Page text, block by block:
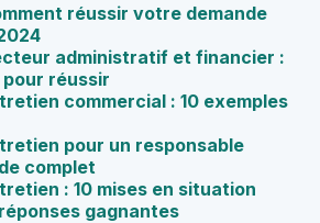
réussir votre demande
administratif et financier :
réussir
commercial : 10 exemples
pour un responsable
complet
: 10 mises en situation
gagnantes